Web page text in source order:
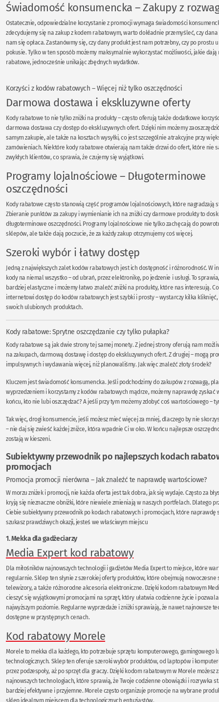
Świadomość konsumencka – Zakupy z
Ostatecznie, odpowiedzialne korzystanie z promocji wymaga świadomości
zdecydujemy się na zakup z kodem rabatowym, warto dokładnie przemyśleć, czy
nam się opłaca. Zastanówmy się, czy dany produkt jest nam potrzebny, czy po prostu
pokusie. Tylko w ten sposób możemy maksymalnie wykorzystać możliwości, jakie dają
rabatowe, jednocześnie unikając zbędnych wydatków.
Korzyści z kodów rabatowych – Więcej niż tylko oszczędności
Darmowa dostawa i ekskluzywne oferty
Kody rabatowe to nie tylko zniżki na produkty – często oferują także dodatkowe
darmowa dostawa czy dostęp do ekskluzywnych ofert. Dzięki nim możemy
samym zakupie, ale także na kosztach wysyłki, co jest szczególnie atrakcyjne przy
zamówieniach. Niektóre kody rabatowe otwierają nam także drzwi do ofert, które nie
zwykłych klientów, co sprawia, że czujemy się wyjątkowi.
Programy lojalnościowe – Długoterminowe
oszczędności
Kody rabatowe często stanowią część programów lojalnościowych, które nagradzają
Zbieranie punktów za zakupy i wymienianie ich na zniżki czy darmowe produkty to
długoterminowe oszczędności. Programy lojalnościowe nie tylko zachęcają do
sklepów, ale także dają poczucie, że za każdy zakup otrzymujemy coś więcej.
Szeroki wybór i łatwy dostęp
Jedną z największych zalet kodów rabatowych jest ich dostępność i różnorodność. W
kody na niemal wszystko – od ubrań, przez elektronikę, po jedzenie i usługi. To
bardziej elastyczne i możemy łatwo znaleźć zniżki na produkty, które nas interesują.
internetowi dostęp do kodów rabatowych jest szybki i prosty – wystarczy kilka kliknięć,
swoich ulubionych produktach.
Kody rabatowe: Sprytne oszczędzanie czy tylko pułapka?
Kody rabatowe są jak dwie strony tej samej monety. Z jednej strony oferują nam
na zakupach, darmową dostawę i dostęp do ekskluzywnych ofert. Z drugiej – mogą
impulsywnych i wydawania więcej, niż planowaliśmy. Jak więc znaleźć złoty środek?
Kluczem jest świadomość konsumencka. Jeśli podchodzimy do zakupów z rozwagą,
wyprzedzeniem i korzystamy z kodów rabatowych mądrze, możemy naprawdę zyskać
końcu, kto nie lubi oszczędzać? A jeśli przy tym możemy zdobyć coś wartościowego –
Tak więc, drogi konsumencie, jeśli możesz mieć więcej za mniej, dlaczego by nie
– nie daj się zwieść każdej zniżce, która wpadnie Ci w oko. W końcu najlepsze
zostają w kieszeni.
Subiektywny przewodnik po najlepszych kodach
promocjach
Promocja promocji nierówna – Jak znaleźć te naprawdę wartościowe?
W morzu zniżek i promocji, nie każda oferta jest tak dobra, jak się wydaje. Często za
kryją się nieznaczne obniżki, które niewiele zmieniają w naszych portfelach. Dlatego
Ciebie subiektywny przewodnik po kodach rabatowych i promocjach, które naprawdę
szukasz prawdziwych okazji, jesteś we właściwym miejscu
1. Mekka dla gadżeciarzy
Media Expert kod rabatowy
Dla miłośników najnowszych technologii i gadżetów Media Expert to miejsce, które
regularnie. Sklep ten słynie z szerokiej oferty produktów, które obejmują
telewizory, a także różnorodne akcesoria elektroniczne. Dzięki kodom rabatowym
cieszyć się wyjątkowymi promocjami na sprzęt, który ułatwia codzienne życie i
najwyższym poziomie. Regularne wyprzedaże i zniżki sprawiają, że nawet najnowsze
dostępne w przystępnych cenach.
Kod rabatowy Morele
Morele to mekka dla każdego, kto potrzebuje sprzętu komputerowego, gamingowego
technologicznych. Sklep ten oferuje szeroki wybór produktów, od laptopów i
przez podzespoły, aż po sprzęt dla graczy. Dzięki kodom rabatowym w Morele możesz
najnowszych technologiach, które sprawią, że Twoje codzienne obowiązki i rozrywka
bardziej efektywne i przyjemne. Morele często organizuje promocje na wybrane